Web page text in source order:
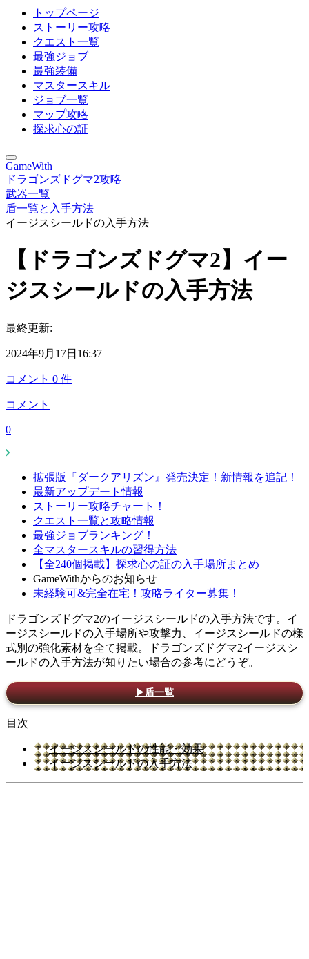
トップページ
ストーリー攻略
クエスト一覧
最強ジョブ
最強装備
マスタースキル
ジョブ一覧
マップ攻略
探求心の証
GameWith
ドラゴンズドグマ2攻略
武器一覧
盾一覧と入手方法
イージスシールドの入手方法
【ドラゴンズドグマ2】イー
ジスシールドの入手方法
最終更新:
2024年9月17日16:37
コメント 0 件
コメント
0
拡張版『ダークアリズン』発売決定！新情報を追記！
最新アップデート情報
ストーリー攻略チャート！
クエスト一覧と攻略情報
最強ジョブランキング！
全マスタースキルの習得方法
【全240個掲載】探求心の証の入手場所まとめ
GameWithからのお知らせ
未経験可&完全在宅！攻略ライター募集！
ドラゴンズドグマ2のイージスシールドの入手方法です。イ
ージスシールドの入手場所や攻撃力、イージスシールドの様
式別の強化素材を全て掲載。ドラゴンズドグマ2イージスシ
ールドの入手方法が知りたい場合の参考にどうぞ。
▶盾一覧
目次
イージスシールドの性能・効果
イージスシールドの入手方法